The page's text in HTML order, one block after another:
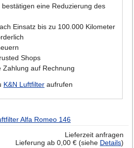
eine Reduzierung des
Einsatz bis zu 100.000 Kilometer
Shops
Zahlung auf Rechnung
K&N Luftfilter aufrufen
Alfa Romeo 146
Lieferzeit anfragen
Lieferung ab 0,00 € (siehe Details)